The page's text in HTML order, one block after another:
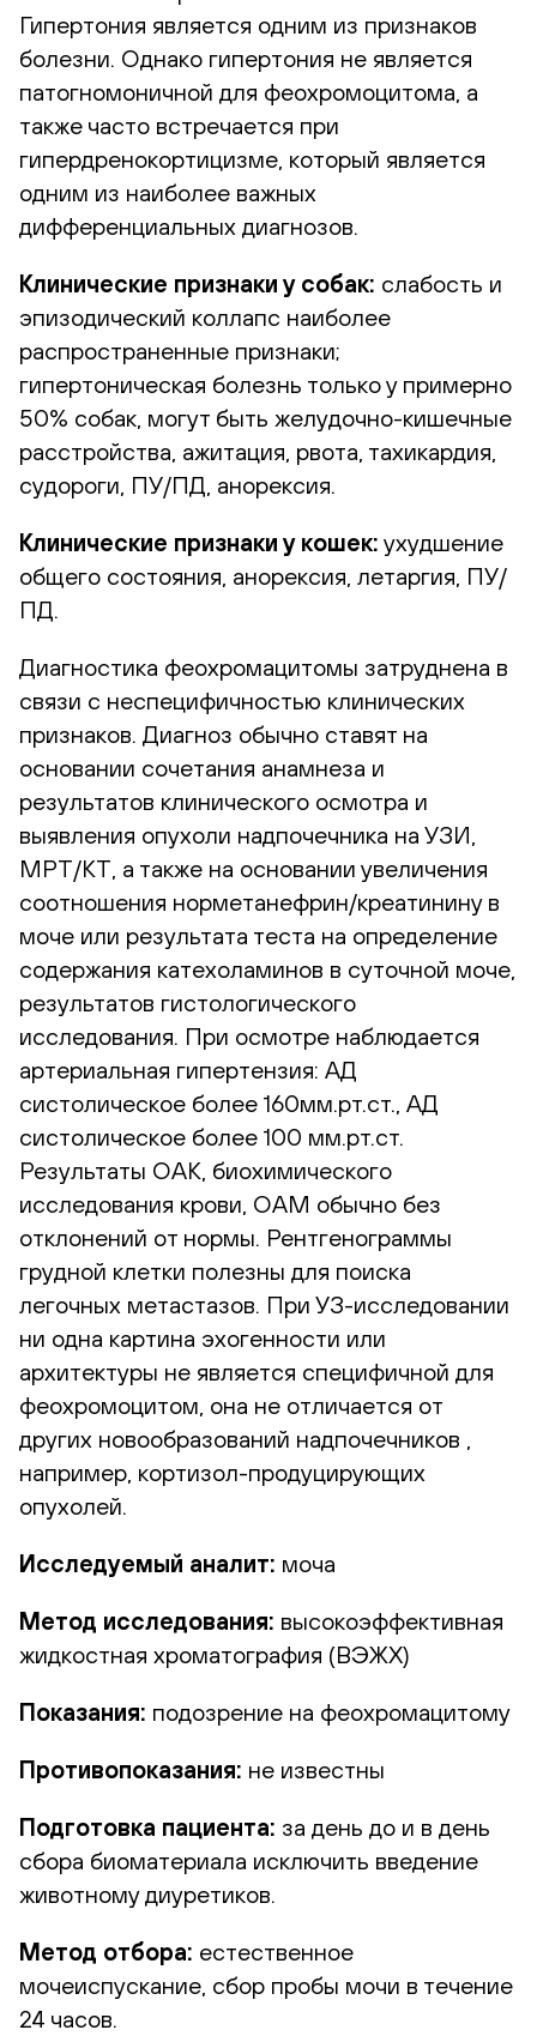
Гипертония является одним из признаков
болезни. Однако гипертония не является
патогномоничной для феохромоцитома, а
также часто встречается при
гипердренокортицизме, который является
одним из наиболее важных
дифференциальных диагнозов.
Клинические признаки у собак: слабость и
эпизодический коллапс наиболее
распространенные признаки;
гипертоническая болезнь только у примерно
50% собак, могут быть желудочно-кишечные
расстройства, ажитация, рвота, тахикардия,
судороги, ПУ/ПД, анорексия.
Клинические признаки у кошек: ухудшение
общего состояния, анорексия, летаргия, ПУ/
ПД.
Диагностика феохромацитомы затруднена в
связи с неспецифичностью клинических
признаков. Диагноз обычно ставят на
основании сочетания анамнеза и
результатов клинического осмотра и
выявления опухоли надпочечника на УЗИ,
МРТ/КТ, а также на основании увеличения
соотношения норметанефрин/креатинину в
моче или результата теста на определение
содержания катехоламинов в суточной моче,
результатов гистологического
исследования. При осмотре наблюдается
артериальная гипертензия: АД
систолическое более 160мм.рт.ст., АД
систолическое более 100 мм.рт.ст.
Результаты ОАК, биохимического
исследования крови, ОАМ обычно без
отклонений от нормы. Рентгенограммы
грудной клетки полезны для поиска
легочных метастазов. При УЗ-исследовании
ни одна картина эхогенности или
архитектуры не является специфичной для
феохромоцитом, она не отличается от
других новообразований надпочечников ,
например, кортизол-продуцирующих
опухолей.
Исследуемый аналит: моча
Метод исследования: высокоэффективная
жидкостная хроматография (ВЭЖХ)
Показания: подозрение на феохромацитому
Противопоказания: не известны
Подготовка пациента: за день до и в день
сбора биоматериала исключить введение
животному диуретиков.
Метод отбора: естественное
мочеиспускание, сбор пробы мочи в течение
24 часов.